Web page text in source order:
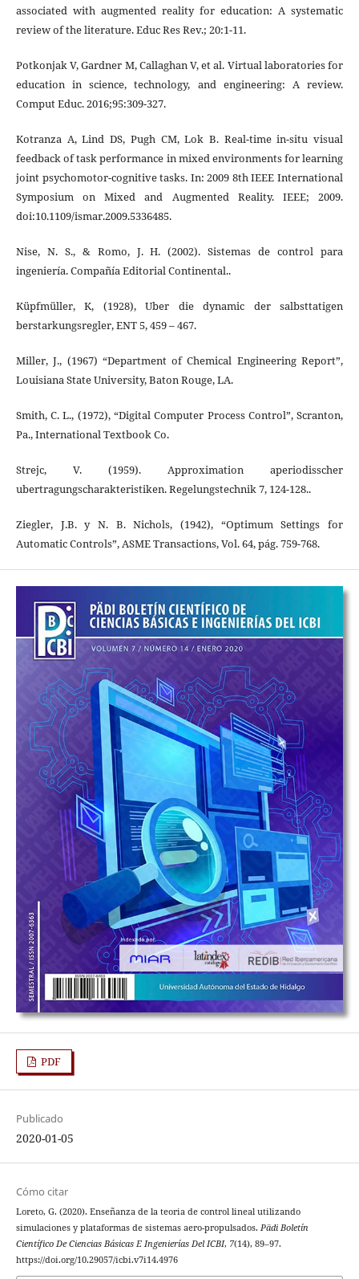
associated with augmented reality for education: A systematic
review of the literature. Educ Res Rev.; 20:1-11.
Potkonjak V, Gardner M, Callaghan V, et al. Virtual laboratories for
education in science, technology, and engineering: A review.
Comput Educ. 2016;95:309-327.
Kotranza A, Lind DS, Pugh CM, Lok B. Real-time in-situ visual
feedback of task performance in mixed environments for learning
joint psychomotor-cognitive tasks. In: 2009 8th IEEE International
Symposium on Mixed and Augmented Reality. IEEE; 2009.
doi:10.1109/ismar.2009.5336485.
Nise, N. S., & Romo, J. H. (2002). Sistemas de control para
ingeniería. Compañía Editorial Continental..
Küpfmüller, K, (1928), Uber die dynamic der salbsttatigen
berstarkungsregler, ENT 5, 459 – 467.
Miller, J., (1967) “Department of Chemical Engineering Report”,
Louisiana State University, Baton Rouge, LA.
Smith, C. L., (1972), “Digital Computer Process Control”, Scranton,
Pa., International Textbook Co.
Strejc, V. (1959). Approximation aperiodisscher
ubertragungscharakteristiken. Regelungstechnik 7, 124-128..
Ziegler, J.B. y N. B. Nichols, (1942), “Optimum Settings for
Automatic Controls”, ASME Transactions, Vol. 64, pág. 759-768.
PDF
Publicado
2020-01-05
Cómo citar
Loreto, G. (2020). Enseñanza de la teoria de control lineal utilizando
simulaciones y plataformas de sistemas aero-propulsados. Pädi Boletín
Científico De Ciencias Básicas E Ingenierías Del ICBI, 7(14), 89–97.
https://doi.org/10.29057/icbi.v7i14.4976